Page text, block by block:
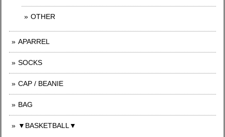
OTHER
APARREL
SOCKS
CAP / BEANIE
BAG
▼BASKETBALL▼